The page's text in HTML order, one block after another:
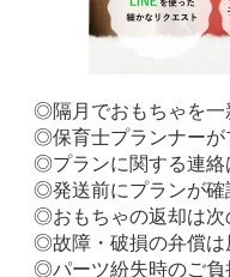
◎隔月でおもちゃを一
◎保育士プランナーが
◎プランに関する連絡
◎発送前にプランが確
◎おもちゃの返却は次
◎故障・破損の弁償は
◎パーツ紛失時のご負